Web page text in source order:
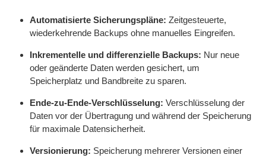
Automatisierte Sicherungspläne: Zeitgesteuerte,
wiederkehrende Backups ohne manuelles Eingreifen.
Inkrementelle und differenzielle Backups: Nur neue
oder geänderte Daten werden gesichert, um
Speicherplatz und Bandbreite zu sparen.
Ende-zu-Ende-Verschlüsselung: Verschlüsselung der
Daten vor der Übertragung und während der Speicherung
für maximale Datensicherheit.
Versionierung: Speicherung mehrerer Versionen einer